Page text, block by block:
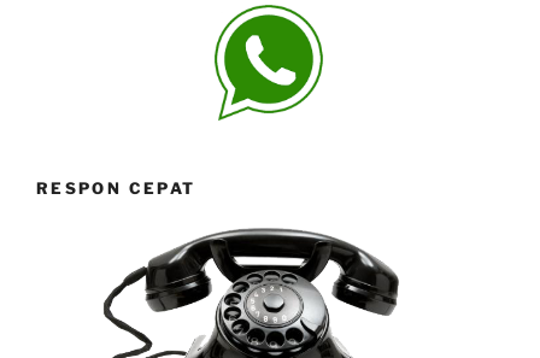
RESPON CEPAT